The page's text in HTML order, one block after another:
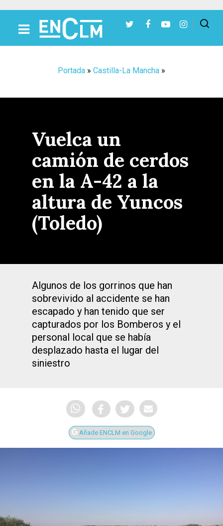
Portada » Castilla-La Mancha »
Vuelca un
camión de cerdos
en la A-42 a la
altura de Yuncos
(Toledo)
Algunos de los gorrinos que han
sobrevivido al accidente se han
escapado y han tenido que ser
capturados por los Bomberos y el
personal local que se había
desplazado hasta el lugar del
siniestro
Añade ENCLM en Google